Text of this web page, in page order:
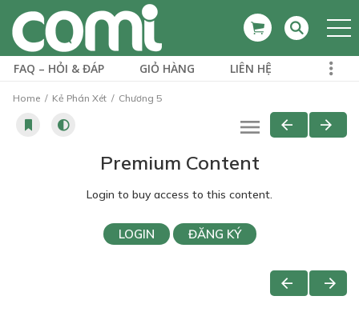
FAQ – HỎI & ĐÁP GIỎ HÀNG LIÊN HỆ
Home Kẻ Phán Xét Chương 5
Premium Content
Login to buy access to this content.
LOGIN ĐĂNG KÝ